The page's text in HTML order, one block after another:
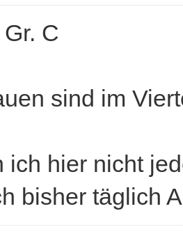
C
sind im
ich hier nicht
bisher täglich